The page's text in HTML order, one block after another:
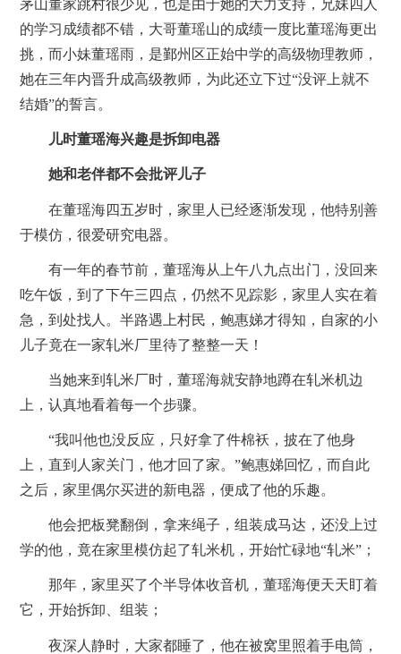
茅山董家跳村很少见，也是由于她的大力支持，兄妹四人
的学习成绩都不错，大哥董瑶山的成绩一度比董瑶海更出
挑，而小妹董瑶雨，是鄞州区正始中学的高级物理教师，
她在三年内晋升成高级教师，为此还立下过“没评上就不
结婚”的誓言。
儿时董瑶海兴趣是拆卸电器
她和老伴都不会批评儿子
在董瑶海四五岁时，家里人已经逐渐发现，他特别善
于模仿，很爱研究电器。
有一年的春节前，董瑶海从上午八九点出门，没回来
吃午饭，到了下午三四点，仍然不见踪影，家里人实在着
急，到处找人。半路遇上村民，鲍惠娣才得知，自家的小
儿子竟在一家轧米厂里待了整整一天！
当她来到轧米厂时，董瑶海就安静地蹲在轧米机边
上，认真地看着每一个步骤。
“我叫他也没反应，只好拿了件棉袄，披在了他身
上，直到人家关门，他才回了家。”鲍惠娣回忆，而自此
之后，家里偶尔买进的新电器，便成了他的乐趣。
他会把板凳翻倒，拿来绳子，组装成马达，还没上过
学的他，竟在家里模仿起了轧米机，开始忙碌地“轧米”；
那年，家里买了个半导体收音机，董瑶海便天天盯着
它，开始拆卸、组装；
夜深人静时，大家都睡了，他在被窝里照着手电筒，